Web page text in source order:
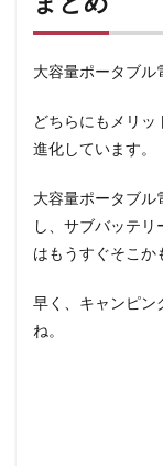
大容量ポータブル
どちらにもメリッ
進化しています。
大容量ポータブ
し、サブバッテ
はもうすぐそこか
早く、キャンピン
ね。